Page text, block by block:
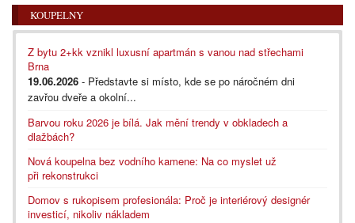
KOUPELNY
Z bytu 2+kk vznikl luxusní apartmán s vanou nad střechami
Brna
19.06.2026 - Představte si místo, kde se po náročném dni
zavřou dveře a okolní...
Barvou roku 2026 je bílá. Jak mění trendy v obkladech a
dlažbách?
Nová koupelna bez vodního kamene: Na co myslet už
při rekonstrukci
Domov s rukopisem profesionála: Proč je interiérový designér
investicí, nikoliv nákladem